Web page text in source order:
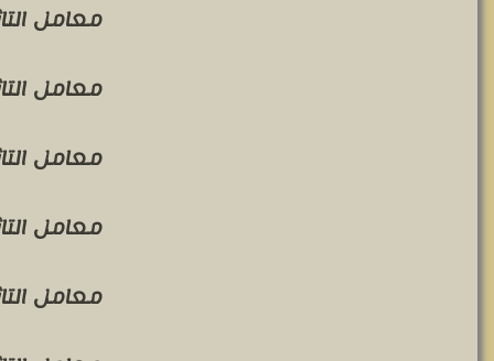
معامل
معامل
معامل
معامل
معامل